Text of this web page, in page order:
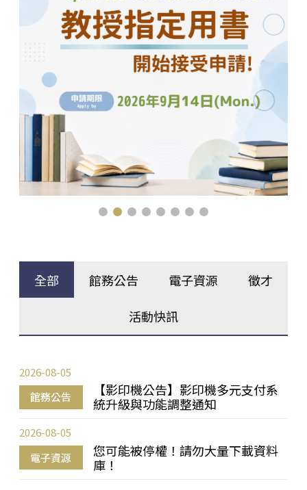
全部 館務公告 電子資源 徵才
活動快訊
館務公告
【影印機公告】影印機多元支付系
統升級與功能調整通知
2026-08-05
電子資源
您可能被停權！請勿大量下載資料
庫！
2026-08-05